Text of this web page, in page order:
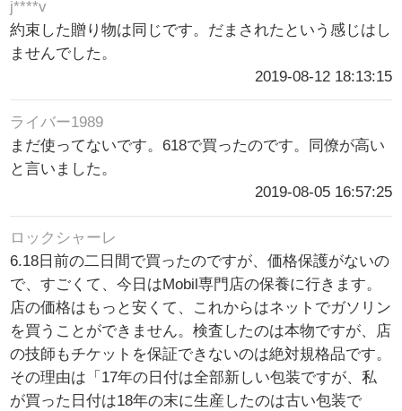
j****v
約束した贈り物は同じです。だまされたという感じはし
ませんでした。
2019-08-12 18:13:15
ライバー1989
まだ使ってないです。618で買ったのです。同僚が高い
と言いました。
2019-08-05 16:57:25
ロックシャーレ
6.18日前の二日間で買ったのですが、価格保護がないの
で、すごくて、今日はMobil専門店の保養に行きます。
店の価格はもっと安くて、これからはネットでガソリン
を買うことができません。検査したのは本物ですが、店
の技師もチケットを保証できないのは絶対規格品です。
その理由は「17年の日付は全部新しい包装ですが、私
が買った日付は18年の末に生産したのは古い包装で